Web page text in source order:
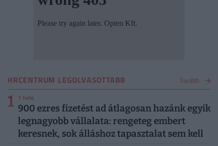
HRCENTRUM LEGOLVASOTTABB Tovább
1 1 hete
900 ezres fizetést ad átlagosan hazánk egyik
legnagyobb vállalata: rengeteg embert
keresnek, sok álláshoz tapasztalat sem kell